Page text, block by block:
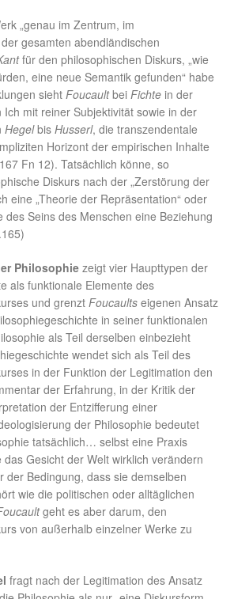
„genau im Zentrum, im
gesamten abendländischen
für den philosophischen Diskurs, „wie
eine neue Semantik gefunden“ habe
sieht Foucaultbei Fichte in der
mit reiner Subjektivität sowie in der
Hegelbis Husserl, die transzendentale
Horizont der empirischen Inhalte
Fn 12). Tatsächlich könne, so
Diskurs nach der „Zerstörung der
eine „Theorie der Repräsentation“ oder
des Seins des Menschen eine Beziehung
Philosophie zeigt vier Haupttypen der
als funktionale Elemente des
und grenzt Foucaults eigenen Ansatz
in seiner funktionalen
als Teil derselben einbezieht
wendet sich als Teil des
in der Funktion der Legitimation den
der Erfahrung, in der Kritik der
der Entzifferung einer
der Philosophie bedeutet
tatsächlich… selbst eine Praxis
Gesicht der Welt wirklich verändern
der Bedingung, dass sie demselben
wie die politischen oder alltäglichen
geht es aber darum, den
von außerhalb einzelner Werke zu
fragt nach der Legitimation des Ansatz